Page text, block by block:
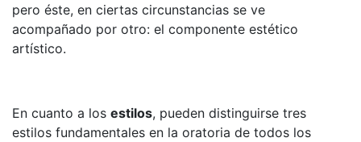
pero éste, en ciertas circunstancias se ve
acompañado por otro: el componente estético
artístico.
En cuanto a los estilos, pueden distinguirse tres
estilos fundamentales en la oratoria de todos los